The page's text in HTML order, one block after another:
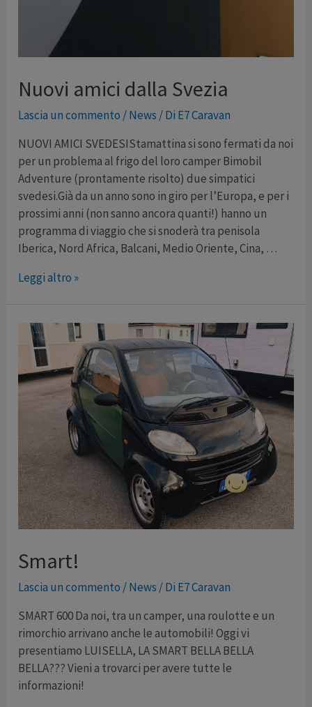
Nuovi amici dalla Svezia
Lascia un commento /News / Di E7 Caravan
NUOVI AMICI SVEDESIStamattina si sono fermati da noi
per un problema al frigo del loro camper Bimobil
Adventure (prontamente risolto) due simpatici
svedesi.Già da un anno sono in giro per l’Europa, e per i
prossimi anni (non sanno ancora quanti!) hanno un
programma di viaggio che si snoderà tra penisola
Iberica, Nord Africa, Balcani, Medio Oriente, Cina, …
Nuovi
Svezia
Leggi altro »
Smart!
Lascia un commento /News / Di E7 Caravan
SMART 600 Da noi, tra un camper, una roulotte e un
rimorchio arrivano anche le automobili! Oggi vi
presentiamo LUISELLA, LA SMART BELLA BELLA
BELLA??? Vieni a trovarci per avere tutte le
informazioni!